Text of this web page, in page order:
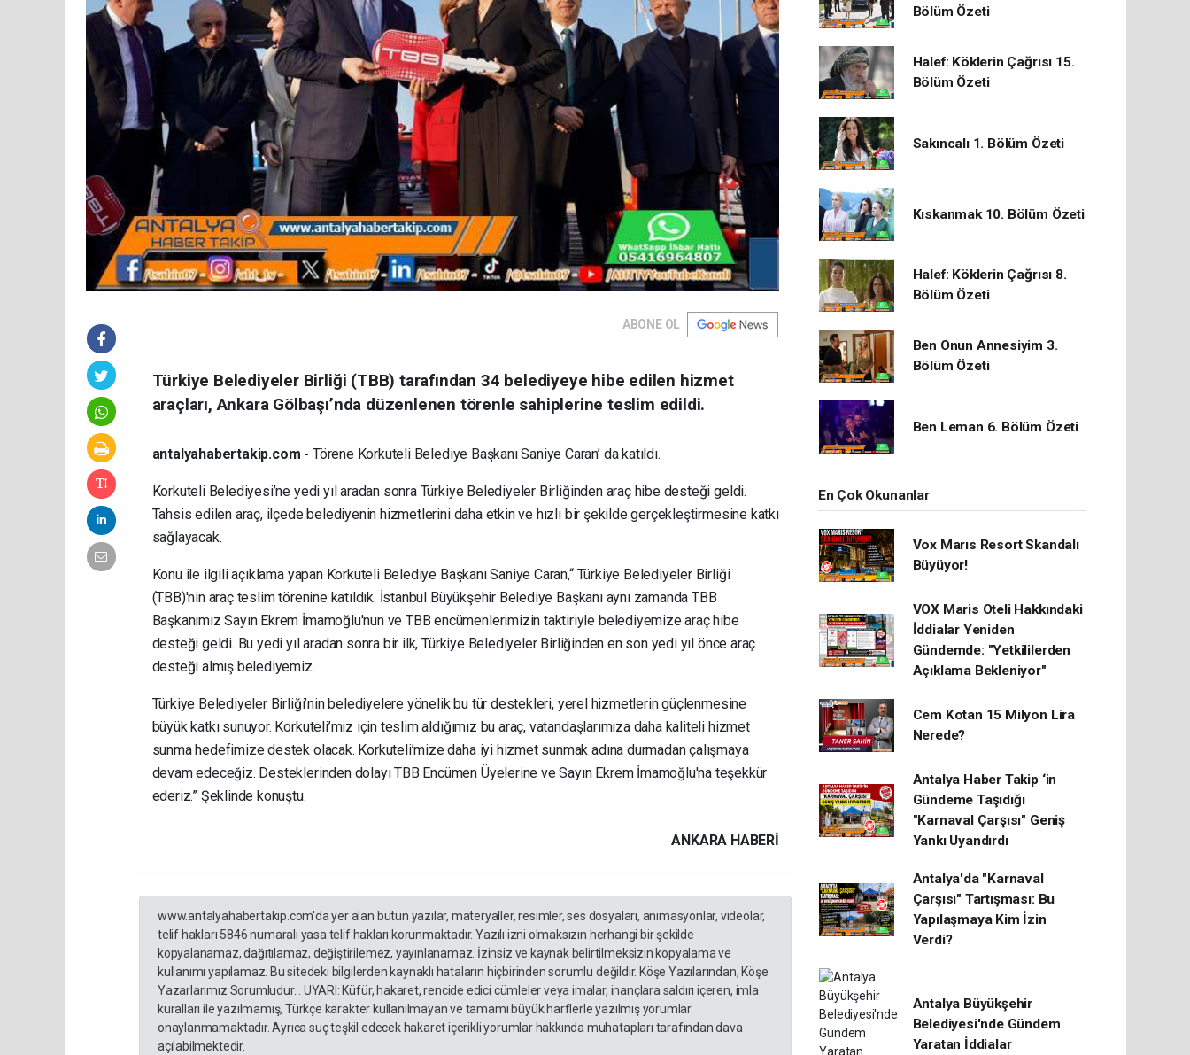
ABONE OL
Türkiye Belediyeler Birliği (TBB) tarafından 34 belediyeye hibe edilen hizmet
araçları, Ankara Gölbaşı’nda düzenlenen törenle sahiplerine teslim edildi.
antalyahabertakip.com - Törene Korkuteli Belediye Başkanı Saniye Caran’ da katıldı.
Korkuteli Belediyesi’ne yedi yıl aradan sonra Türkiye Belediyeler Birliğinden araç hibe desteği geldi.
Tahsis edilen araç, ilçede belediyenin hizmetlerini daha etkin ve hızlı bir şekilde gerçekleştirmesine katkı
sağlayacak.
Konu ile ilgili açıklama yapan Korkuteli Belediye Başkanı Saniye Caran,“ Türkiye Belediyeler Birliği
(TBB)'nin araç teslim törenine katıldık. İstanbul Büyükşehir Belediye Başkanı aynı zamanda TBB
Başkanımız Sayın Ekrem İmamoğlu'nun ve TBB encümenlerimizin taktiriyle belediyemize araç hibe
desteği geldi. Bu yedi yıl aradan sonra bir ilk, Türkiye Belediyeler Birliğinden en son yedi yıl önce araç
desteği almış belediyemiz.
Türkiye Belediyeler Birliği’nin belediyelere yönelik bu tür destekleri, yerel hizmetlerin güçlenmesine
büyük katkı sunuyor. Korkuteli’miz için teslim aldığımız bu araç, vatandaşlarımıza daha kaliteli hizmet
sunma hedefimize destek olacak. Korkuteli’mize daha iyi hizmet sunmak adına durmadan çalışmaya
devam edeceğiz. Desteklerinden dolayı TBB Encümen Üyelerine ve Sayın Ekrem İmamoğlu'na teşekkür
ederiz.” Şeklinde konuştu.
ANKARA HABERİ
www.antalyahabertakip.com'da yer alan bütün yazılar, materyaller, resimler, ses dosyaları, animasyonlar, videolar,
telif hakları 5846 numaralı yasa telif hakları korunmaktadır. Yazılı izni olmaksızın herhangi bir şekilde
kopyalanamaz, dağıtılamaz, değiştirilemez, yayınlanamaz. İzinsiz ve kaynak belirtilmeksizin kopyalama ve
kullanımı yapılamaz. Bu sitedeki bilgilerden kaynaklı hataların hiçbirinden sorumlu değildir. Köşe Yazılarından, Köşe
Yazarlarımız Sorumludur... UYARI: Küfür, hakaret, rencide edici cümleler veya imalar, inançlara saldırı içeren, imla
kuralları ile yazılmamış, Türkçe karakter kullanılmayan ve tamamı büyük harflerle yazılmış yorumlar
onaylanmamaktadır. Ayrıca suç teşkil edecek hakaret içerikli yorumlar hakkında muhatapları tarafından dava
açılabilmektedir.
Bölüm Özeti
Halef: Köklerin Çağrısı 15.
Bölüm Özeti
Sakıncalı 1. Bölüm Özeti
Kıskanmak 10. Bölüm Özeti
Halef: Köklerin Çağrısı 8.
Bölüm Özeti
Ben Onun Annesiyim 3.
Bölüm Özeti
Ben Leman 6. Bölüm Özeti
En Çok Okunanlar
Vox Marıs Resort Skandalı
Büyüyor!
VOX Maris Oteli Hakkındaki
İddialar Yeniden
Gündemde: "Yetkililerden
Açıklama Bekleniyor"
Cem Kotan 15 Milyon Lira
Nerede?
Antalya Haber Takip ‘in
Gündeme Taşıdığı
"Karnaval Çarşısı" Geniş
Yankı Uyandırdı
Antalya'da "Karnaval
Çarşısı" Tartışması: Bu
Yapılaşmaya Kim İzin
Verdi?
Antalya Büyükşehir
Belediyesi'nde Gündem
Yaratan İddialar